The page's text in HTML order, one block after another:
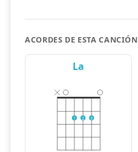
ACORDES DE ESTA CANCIÓN
La
1 2 3